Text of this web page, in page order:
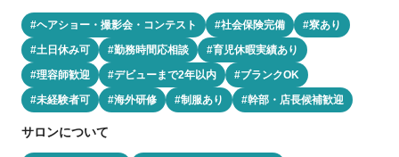
#ヘアショー・撮影会・コンテスト #社会保険完備
#寮あり
#土日休み可
#勤務時間応相談
#育児休暇実績あり
#理容師歓迎
#デビューまで2年以内
#ブランクOK
#未経験者可
#海外研修 #制服あり #幹部・店長候補歓迎
サロンについて